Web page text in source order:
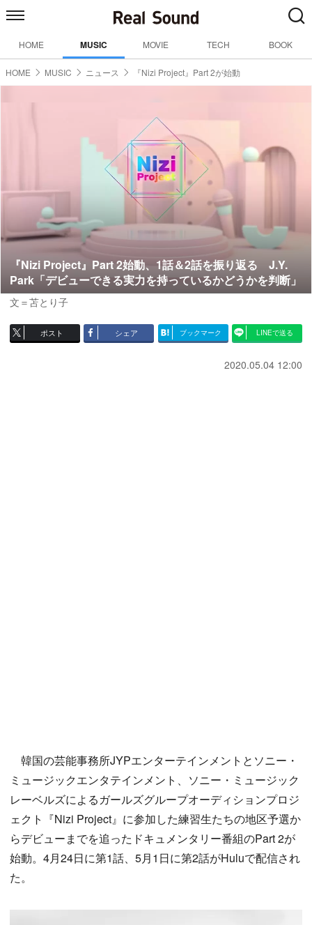
HOME MUSIC MOVIE TECH BOOK
HOME MUSIC ニュース 『Nizi Project』Part 2が始動
『Nizi Project』Part 2始動、1話＆2話を振り返る J.Y.
Park「デビューできる実力を持っているかどうかを判断」
文＝苫とり子
ポスト シェア ブックマーク LINEで送る
2020.05.04 12:00
韓国の芸能事務所JYPエンターテインメントとソニー・
ミュージックエンタテインメント、ソニー・ミュージック
レーベルズによるガールズグループオーディションプロジ
ェクト『Nizi Project』に参加した練習生たちの地区予選か
らデビューまでを追ったドキュメンタリー番組のPart 2が
始動。4月24日に第1話、5月1日に第2話がHuluで配信され
た。